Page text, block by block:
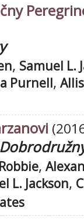
, Samuel L.
Purnell,
,
L. Jackson,